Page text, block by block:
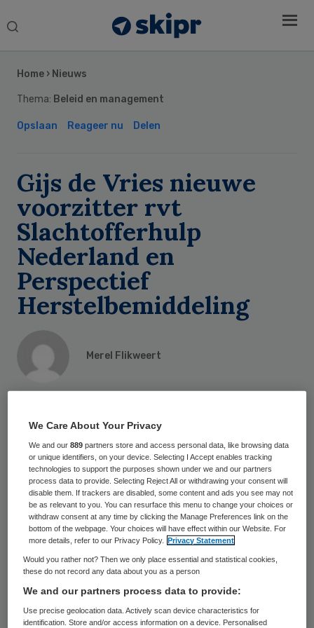
Search
Home › Nieuws
Thema: Beleid en management
Opslaan Reageer nu Delen
Gijs de Vries nieuwe
voorzitter rvt
Slachtofferhulp
Nederland en
Perspectief
Herstelbemiddeling
Merel Flikweert
Gijs de Vries treedt per 1 juni toe tot de
raad van toezicht van Slachtofferhulp
Nederland en Perspectief
Herstelbemiddeling.
Hij zal binnen de raad de functie van
voorzitter op zich nemen.
Sidebar
We Care About Your Privacy
We and our889 partners store and access personal data, like browsing data
or unique identifiers, on your device. Selecting I Accept enables tracking
technologies to support the purposes shown under we and our partners
process data to provide. Selecting Reject All or withdrawing your consent will
disable them. If trackers are disabled, some content and ads you see may not
be as relevant to you. You can resurface this menu to change your choices or
withdraw consent at any time by clicking the Manage Preferences link on the
bottom of the webpage. Your choices will have effect within our Website. For
more details, refer to our Privacy Policy.
Privacy Statement
Would you rather not? Then we only place essential and statistical cookies,
these do not record any data about you as a person
We and our partners process data to provide:
Use precise geolocation data. Actively scan device characteristics for
identification. Store and/or access information on a device. Personalised